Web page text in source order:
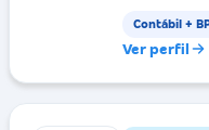
Contábil +
Ver perfil